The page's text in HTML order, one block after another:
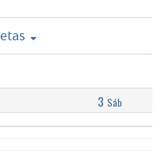
3 Sáb